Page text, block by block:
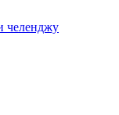
челенджу